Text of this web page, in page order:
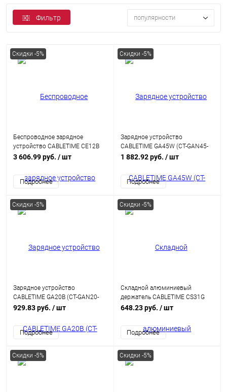
Фильтр популярности
Скидки -5%
Беспроводное зарядное
устройство CABLETIME CE12B
(CT-WPG01-PG) 3-в-1, Qi-зарядка,
зарядка
3 606.99 руб. / шт
Подробнее
Скидки -5%
Зарядное устройство
CABLETIME GA45W (CT-GAN45-
PW) GaN PD3.0 45 Вт A+C, белый
1 882.92 руб. / шт
Подробнее
Скидки -5%
Зарядное устройство
CABLETIME GA20B (CT-GAN20-
PB) GaN PD3.0 20 Вт, черный
929.83 руб. / шт
Подробнее
Скидки -5%
Складной алюминиевый
держатель CABLETIME CS31G
(CT-PH03-AG) для телефона
648.23 руб. / шт
Подробнее
Скидки -5% Скидки -5%